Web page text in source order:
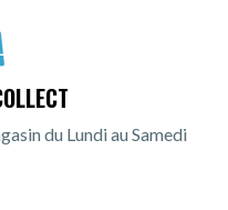
du Lundi au Samedi